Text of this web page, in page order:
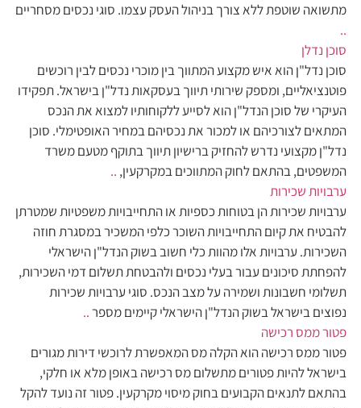
מתשואה שוטפת ללא צורך בניהול העסק עצמו. סוגי נכסים מסחריים
..
סוכן נדלן
סוכן נדל"ן הוא איש מקצוע המתווך בין מוכרי נכסים לבין רוכשים
פוטנציאליים, ומספק שירותי תיווך בעסקאות נדל"ן בישראל. תפקידו
העיקרי של סוכן הנדל"ן הוא לסייע ללקוחותיו למצוא את הנכס
המתאים לצורכיהם או למכור את נכסיהם במחיר האופטימלי. סוכן
נדל"ן מקצועי נדרש להחזיק ברישיון תיווך בתוקף מטעם משרד
המשפטים, בהתאם לחוק המתווכים במקרקעין, ..
ערבויות שכירות
ערבויות שכירות הן בטוחות כספיות או התחייבויות משפטיות שמטרתן
להבטיח את קיום התחייבויות השוכר כלפי המשכיר במסגרת חוזה
השכירות. ערבויות אלו מהוות כלי חשוב בשוק הנדל"ן הישראלי
להפחתת סיכונים עבור בעלי נכסים ולהבטחת תשלום דמי השכירות,
תשלומי חשבונות ושמירה על מצב הנכס. סוגי ערבויות שכירות
נפוצים בישראל בשוק הנדל"ן הישראלי קיימים מספר..
פטור ממס רכישה
פטור ממס רכישה הוא הקלה מס המאפשרת לרוכשי דירות מגורים
בישראל להיות פטורים מתשלום מס רכישה באופן מלא או חלקי,
בהתאם לתנאים הקבועים בחוק מיסוי מקרקעין. פטור זה נועד להקל